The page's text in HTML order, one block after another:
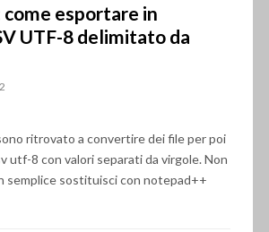
esportare in
UTF-8 delimitato da
ritrovato a convertire dei file per poi
utf-8 con valori separati da virgole. Non
semplice sostituisci con notepad++